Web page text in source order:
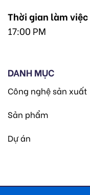
Thời gian làm việc
17:00 PM
DANH MỤC
Công nghệ sản xuất
Sản phẩm
Dự án